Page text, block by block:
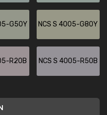
G50Y NCS S 4005-G80Y
R20B NCS S 4005-R50B